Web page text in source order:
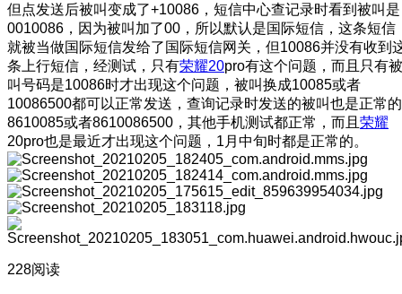
但点发送后被叫变成了+10086，短信中心查记录时看到被叫是
0010086，因为被叫加了00，所以默认是国际短信，这条短信
就被当做国际短信发给了国际短信网关，但10086并没有收到
条上行短信，经测试，只有荣耀20pro有这个问题，而且只有被
叫号码是10086时才出现这个问题，被叫换成10085或者
10086500都可以正常发送，查询记录时发送的被叫也是正常的
8610085或者8610086500，其他手机测试都正常，而且 荣耀
20pro也是最近才出现这个问题，1月中旬时都是正常的。
228阅读